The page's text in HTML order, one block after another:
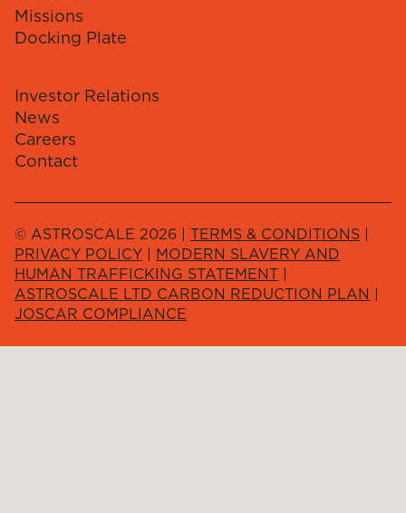
Missions
Docking Plate
Investor Relations
News
Careers
Contact
© ASTROSCALE 2026 | TERMS & CONDITIONS |
PRIVACY POLICY | MODERN SLAVERY AND
HUMAN TRAFFICKING STATEMENT |
ASTROSCALE LTD CARBON REDUCTION PLAN |
JOSCAR COMPLIANCE